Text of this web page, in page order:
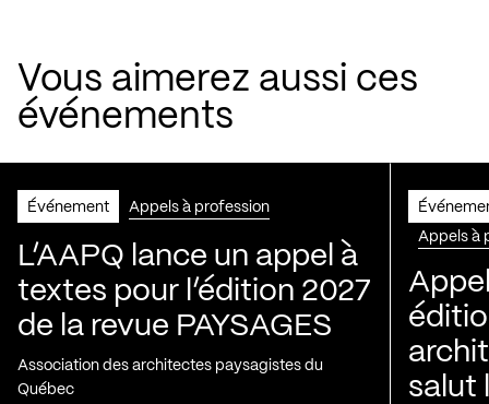
Vous aimerez aussi ces
événements
Événement Appels à profession
L’AAPQ lance un appel à
textes pour l’édition 2027
de la revue PAYSAGES
Association des architectes paysagistes du
Québec
Appels à
salut